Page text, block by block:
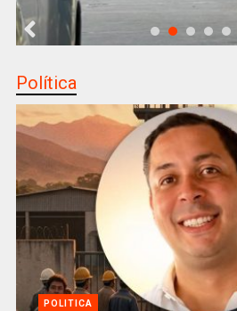
Política
POLITICA